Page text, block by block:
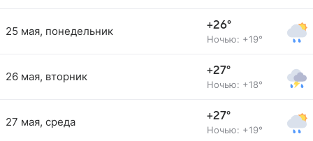
25 мая, понедельник +26°
Ночью: +19°
26 мая, вторник +27°
Ночью: +18°
27 мая, среда +27°
Ночью: +19°